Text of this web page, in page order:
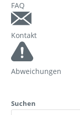
FAQ
Kontakt
Abweichungen
Suchen